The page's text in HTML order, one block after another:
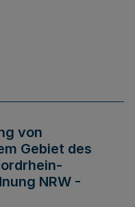
von
Gebiet des
NRW -